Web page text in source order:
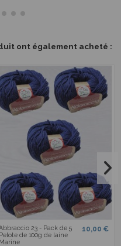
ont également acheté :
23 - Pack de 5
Pelote de 100g de laine
Marine
10,00 €